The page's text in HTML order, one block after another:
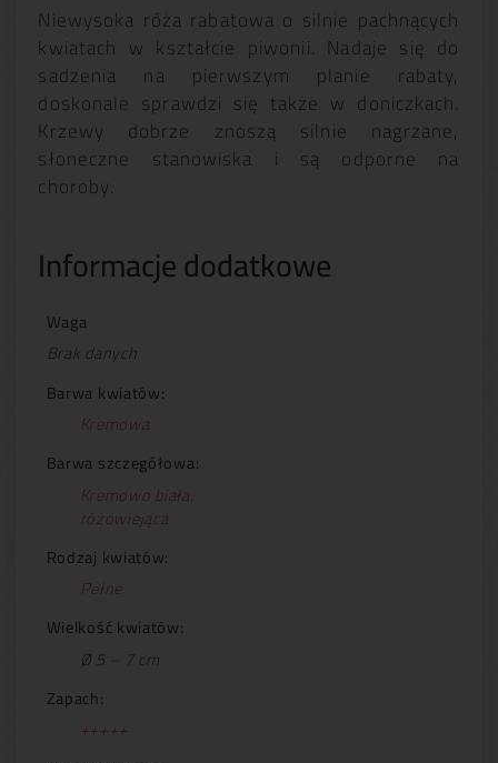
Niewysoka róża rabatowa o silnie pachnących
kwiatach w kształcie piwonii. Nadaje się do
sadzenia na pierwszym planie rabaty,
doskonale sprawdzi się także w doniczkach.
Krzewy dobrze znoszą silnie nagrzane,
słoneczne stanowiska i są odporne na
choroby.
Informacje dodatkowe
Waga
Brak danych
Barwa kwiatów:
Kremowa
Barwa szczegółowa:
Kremowo biała,
różowiejąca
Rodzaj kwiatów:
Pełne
Wielkość kwiatów:
Ø 5 – 7 cm
Zapach:
+++++